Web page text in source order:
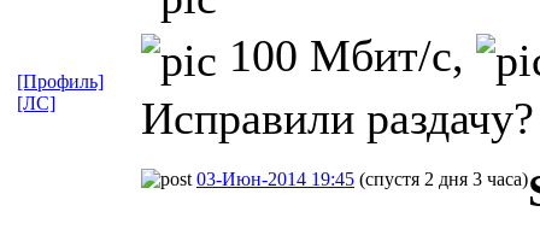
100 Мбит/с,
Исправили
[Профиль]
[ЛС]
03-Июн-2014 19:45 (спустя 2 дня 3 часа)